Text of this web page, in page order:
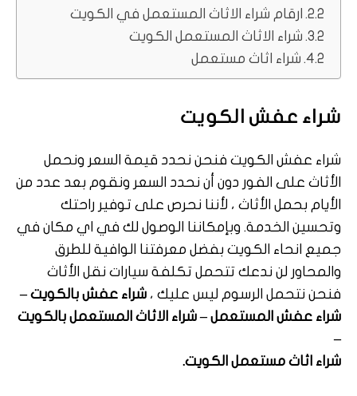
ارقام شراء الاثاث المستعمل في الكويت
شراء الاثاث المستعمل الكويت
شراء اثاث مستعمل
شراء عفش الكويت
شراء عفش الكويت فنحن نحدد قيمة السعر ونحمل
الأثاث على الفور دون أن نحدد السعر ونقوم بعد عدد من
الأيام بحمل الأثاث ، لأننا نحرص على توفير راحتك
وتحسين الخدمة. وبإمكاننا الوصول لك في اي مكان في
جميع انحاء الكويت بفضل معرفتنا الوافية للطرق
والمحاور لن ندعك تتحمل تكلفة سيارات نقل الأثاث
فنحن نتحمل الرسوم ليس عليك ، شراء عفش بالكويت –
شراء عفش المستعمل –شراء الاثاث المستعمل بالكويت
–
شراء اثاث مستعمل الكويت.